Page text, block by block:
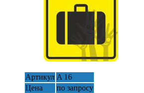
Артикул A 16
Цена
по запросу